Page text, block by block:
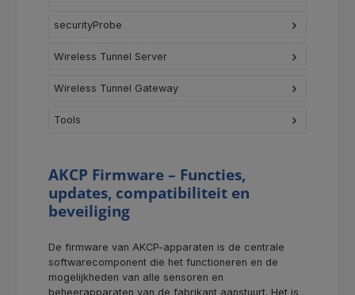
securityProbe
Wireless Tunnel Server
Wireless Tunnel Gateway
Tools
AKCP Firmware – Functies,
updates, compatibiliteit en
beveiliging
De firmware van AKCP-apparaten is de centrale
softwarecomponent die het functioneren en de
mogelijkheden van alle sensoren en
beheerapparaten van de fabrikant aanstuurt. Het is